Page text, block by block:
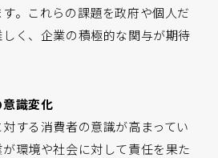
。これらの課題を政府や個人だ
く、企業の積極的な関与が期待
意識変化
する消費者の意識が高まってい
環境や社会に対して責任を果た